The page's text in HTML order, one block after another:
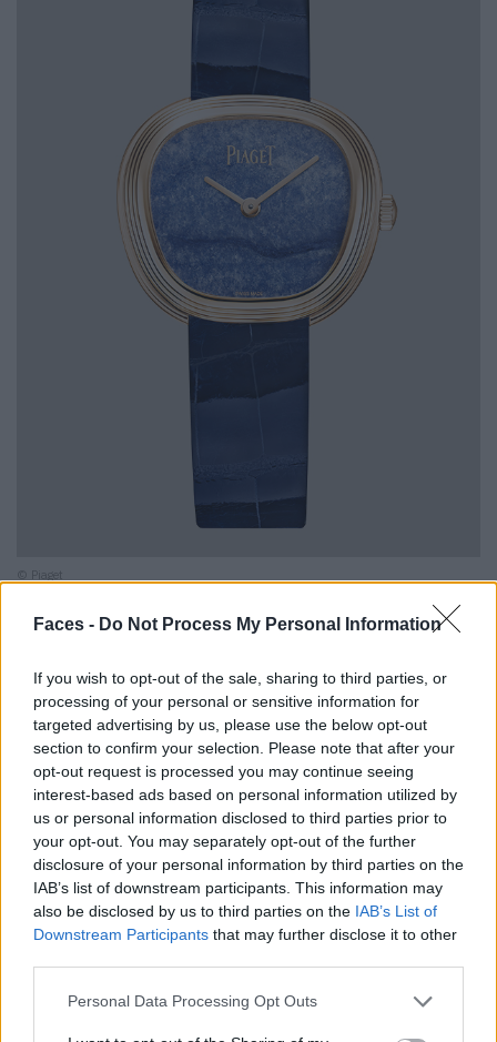
Faces - Do Not Process My Personal Information
If you wish to opt-out of the sale, sharing to third parties, or
processing of your personal or sensitive information for
targeted advertising by us, please use the below opt-out
section to confirm your selection. Please note that after your
opt-out request is processed you may continue seeing
interest-based ads based on personal information utilized by
us or personal information disclosed to third parties prior to
your opt-out. You may separately opt-out of the further
disclosure of your personal information by third parties on the
IAB’s list of downstream participants. This information may
also be disclosed by us to third parties on the IAB’s List of
Downstream Participants that may further disclose it to other
Personal Data Processing Opt Outs
© Piaget
© Piaget
Big Bang